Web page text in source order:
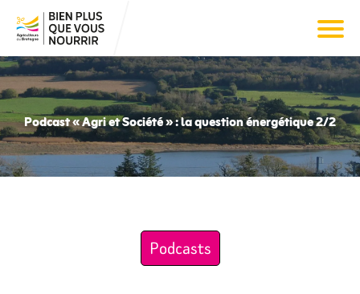
Podcast « Agri et Société » : la question énergétique 2/2
Podcasts